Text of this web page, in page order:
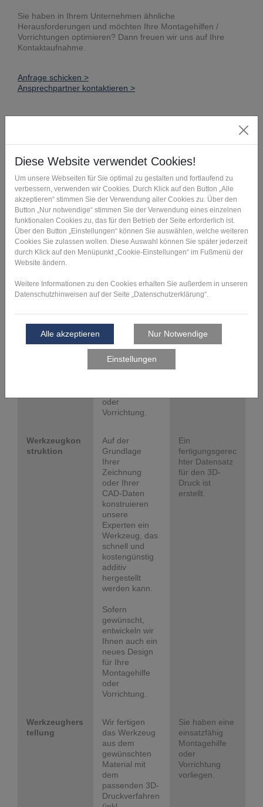
Sie haben in Ihrem Unternehmen ähnliche
Herausforderungen und möchten Ihre Montagehilfen /
Vorrichtungen optimieren? Dann freuen wir uns auf Ihre
Kontaktaufnahme.
Anfrage schicken >
Ansprechpartner kontaktieren >
Der Weg zu Ihrer
Montagehilfe
Service Inhalt Ergebnis
Machbarkeits
prüfung
Wir
besprechen mit
Ausgangssituat
ion und
Auf dieser
entwickeln wir
für Sie eine
Empfehlung für
die Herstellung
oder
Vorrichtung.
Sie erhalten
konkrete
notwendige
Anpassungen
Konstruktion
zu den
Werkzeugkon
struktion
Auf der
Grundlage
Ihrer
Zeichnung
oder Ihrer
CAD-Daten
konstruieren
unsere
Experten ein
Werkzeug, das
schnell und
kostengünstig
additiv
hergestellt
werden kann.
Sofern
gewünscht,
entwickeln wir
Ihnen auch ein
neues Design
für Ihre
Montagehilfe
oder
Vorrichtung.
Ein
fertigungsgerec
hter Datensatz
für den 3D-
Druck ist
erstellt.
Werkzeughers
tellung
Wir fertigen
das Werkzeug
aus dem
gewünschten
Material mit
dem
passenden 3D-
Druckverfahren
Sie haben eine
einsatzfähig
Montagehilfe
oder
Vorrichtung
vorliegen.